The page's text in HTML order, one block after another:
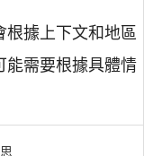
根據上下文和地區
能需要根據具體情